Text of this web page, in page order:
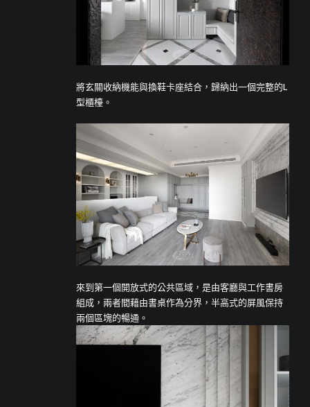
將玄關收納機能與換鞋卡座結合，歸納出一個完整的L
型櫃檯。
來到第一個開放式的公共區域，是由客廳與工作書房
組成，兩者間藉由書桌作為分界，半高式的屏風保持
兩個區塊的暢通。